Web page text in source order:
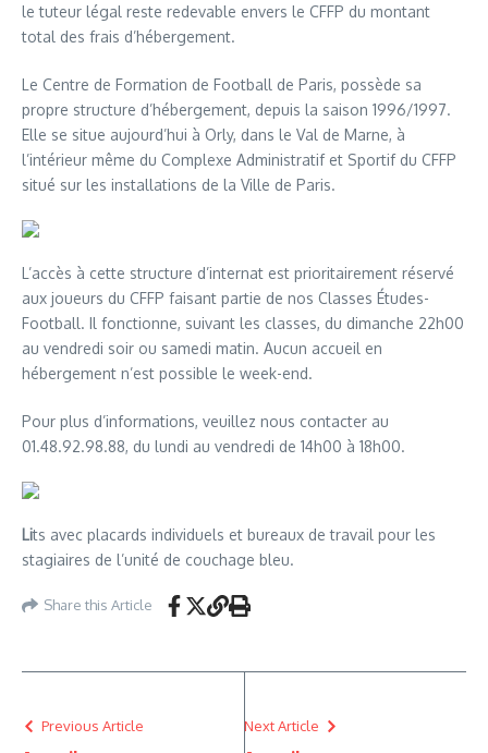
le tuteur légal reste redevable envers le CFFP du montant
total des frais d’hébergement.
Le Centre de Formation de Football de Paris, possède sa
propre structure d’hébergement, depuis la saison 1996/1997.
Elle se situe aujourd’hui à Orly, dans le Val de Marne, à
l’intérieur même du Complexe Administratif et Sportif du CFFP
situé sur les installations de la Ville de Paris.
L’accès à cette structure d’internat est prioritairement réservé
aux joueurs du CFFP faisant partie de nos Classes Études-
Football. Il fonctionne, suivant les classes, du dimanche 22h00
au vendredi soir ou samedi matin. Aucun accueil en
hébergement n’est possible le week-end.
Pour plus d’informations, veuillez nous contacter au
01.48.92.98.88, du lundi au vendredi de 14h00 à 18h00.
Lits avec placards individuels et bureaux de travail pour les
stagiaires de l’unité de couchage bleu.
Share this Article
Previous Article Next Article